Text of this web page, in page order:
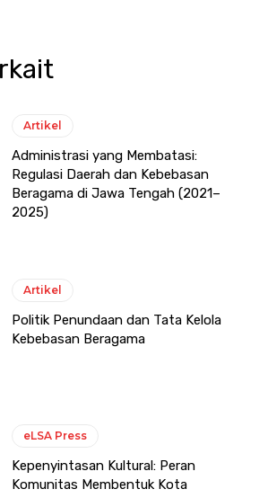
Artikel
Administrasi yang Membatasi:
Regulasi Daerah dan Kebebasan
Beragama di Jawa Tengah (2021–
2025)
Artikel
Politik Penundaan dan Tata Kelola
Kebebasan Beragama
eLSA Press
Kepenyintasan Kultural: Peran
Komunitas Membentuk Kota